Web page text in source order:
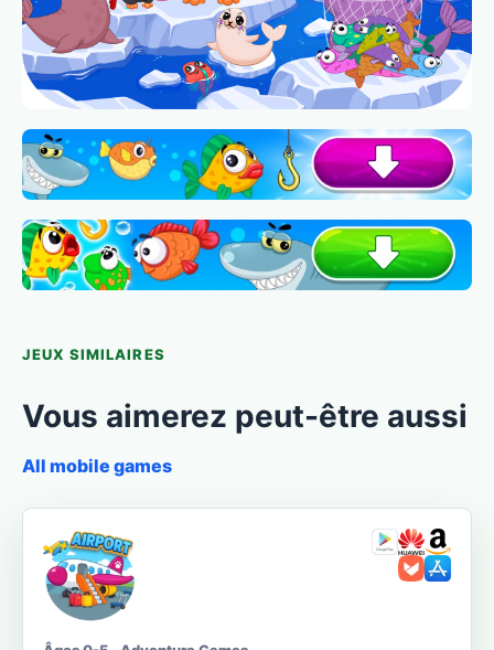
JEUX SIMILAIRES
Vous aimerez peut-être aussi
All mobile games